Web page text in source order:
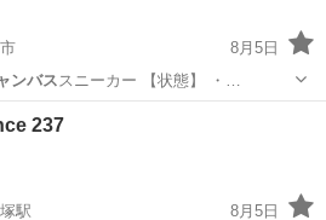
8月5日
ンバス スニーカー 【状態】 ・…
237
駅
8月5日